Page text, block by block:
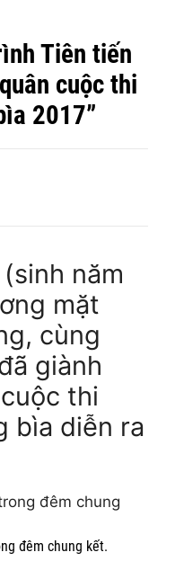
Tiên tiến
cuộc thi
2017”
năm
mặt
cùng
giành
thi
bìa diễn ra
đêm chung kết.